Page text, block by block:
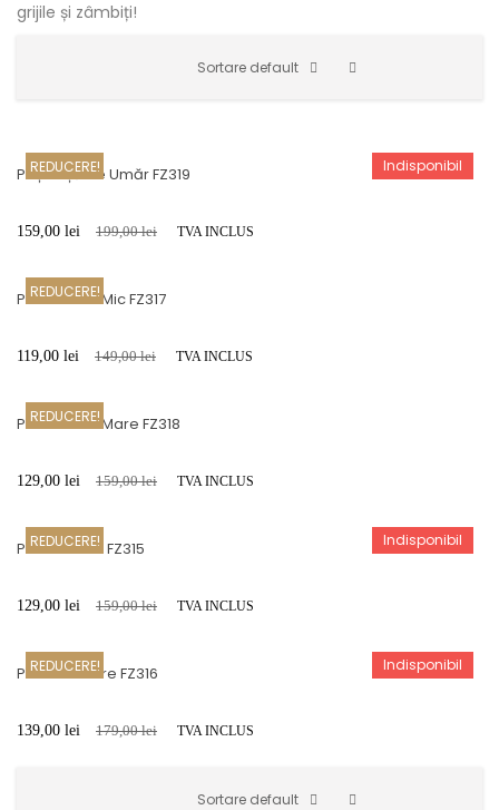
grijile și zâmbiți!
Sortare default
Indisponibil
REDUCERE!
Poșetuță De Umăr FZ319
199,00lei
159,00 lei TVA INCLUS
REDUCERE!
Portmoneu Mic FZ317
149,00lei
119,00 lei TVA INCLUS
REDUCERE!
Portmoneu Mare FZ318
159,00lei
129,00 lei TVA INCLUS
Indisponibil
REDUCERE!
Portfard Mic FZ315
159,00lei
129,00 lei TVA INCLUS
Indisponibil
REDUCERE!
Portfard Mare FZ316
179,00lei
139,00 lei TVA INCLUS
Sortare default